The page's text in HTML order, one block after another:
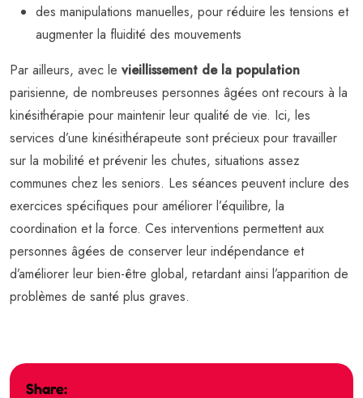
des manipulations manuelles, pour réduire les tensions et
augmenter la fluidité des mouvements
Par ailleurs, avec le vieillissement de la population
parisienne, de nombreuses personnes âgées ont recours à la
kinésithérapie pour maintenir leur qualité de vie. Ici, les
services d’une kinésithérapeute sont précieux pour travailler
sur la mobilité et prévenir les chutes, situations assez
communes chez les seniors. Les séances peuvent inclure des
exercices spécifiques pour améliorer l’équilibre, la
coordination et la force. Ces interventions permettent aux
personnes âgées de conserver leur indépendance et
d’améliorer leur bien-être global, retardant ainsi l’apparition de
problèmes de santé plus graves.
Share: